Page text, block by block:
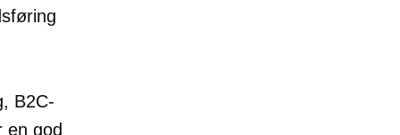
B2C-
en god